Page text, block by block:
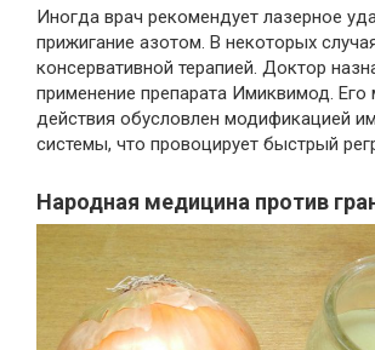
Иногда врач рекомендует лазерное
прижигание азотом. В некоторых
консервативной терапией. Доктор
применение препарата Имиквимод. Его
действия обусловлен модификацией
системы, что провоцирует быстрый
Народная медицина против